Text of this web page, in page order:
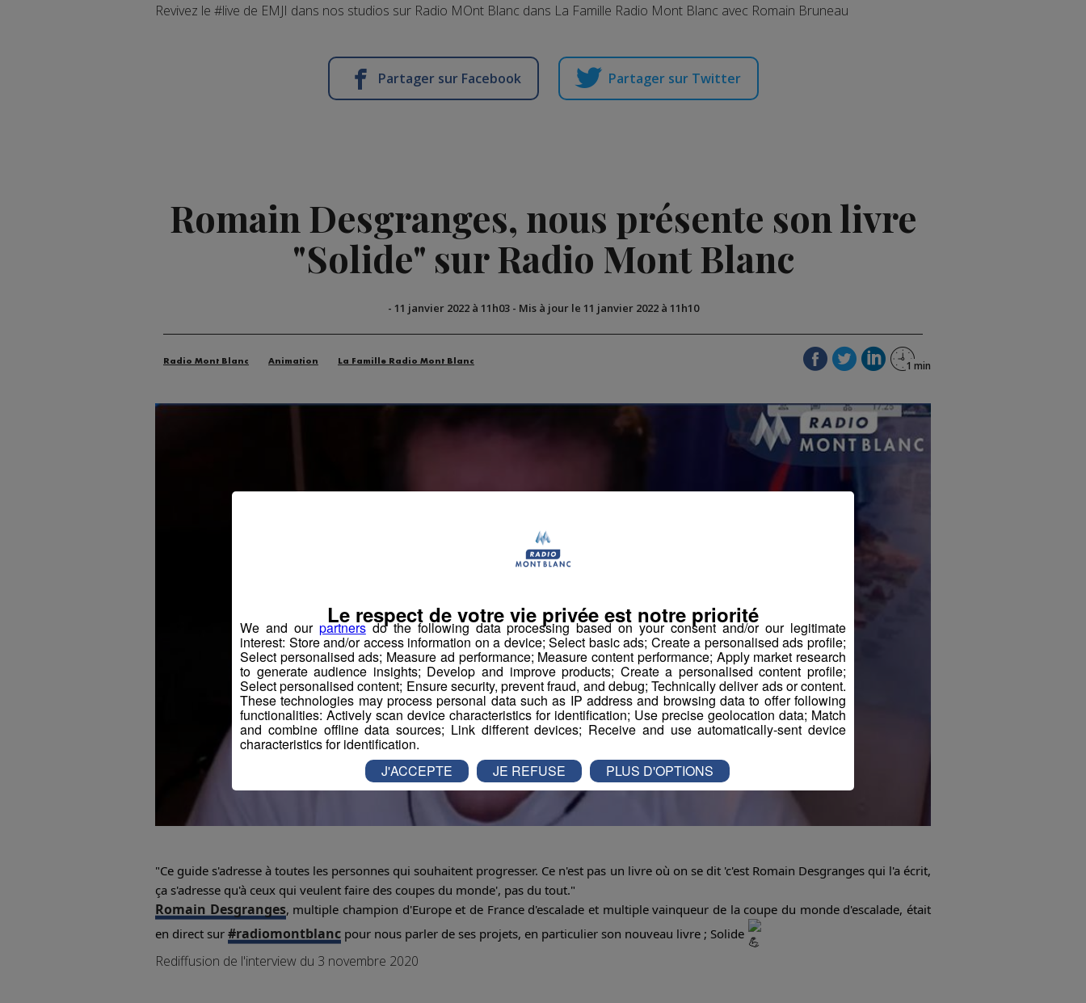
Revivez le #live de EMJI dans nos studios sur Radio MOnt Blanc dans La Famille Radio Mont Blanc avec Romain Bruneau
Partager sur Facebook Partager sur Twitter
Romain Desgranges, nous présente son livre
"Solide" sur Radio Mont Blanc
- 11 janvier 2022 à 11h03- Mis à jour le 11 janvier 2022 à 11h10
Radio Mont Blanc Animation La Famille Radio Mont Blanc
"Ce guide s'adresse à toutes les personnes qui souhaitent progresser. Ce n'est pas un livre où on se dit 'c'est Romain Desgranges qui l'a écrit,
ça s'adresse qu'à ceux qui veulent faire des coupes du monde', pas du tout."
Romain Desgranges, multiple champion d'Europe et de France d'escalade et multiple vainqueur de la coupe du monde d'escalade, était
en direct sur #radiomontblanc pour nous parler de ses projets, en particulier son nouveau livre ; Solide
Rediffusion de l'interview du 3 novembre 2020
We and our partnersdo the following data processing based on your consent and/or our legitimate
interest: Store and/or access information on a device; Select basic ads; Create a personalised ads profile;
Select personalised ads; Measure ad performance; Measure content performance; Apply market research
to generate audience insights; Develop and improve products; Create a personalised content profile;
Select personalised content; Ensure security, prevent fraud, and debug; Technically deliver ads or content.
These technologies may process personal data such as IP address and browsing data to offer following
functionalities: Actively scan device characteristics for identification; Use precise geolocation data; Match
and combine offline data sources; Link different devices; Receive and use automatically-sent device
characteristics for identification.
Le respect de votre vie privée est notre priorité
J'ACCEPTE JE REFUSE PLUS D'OPTIONS